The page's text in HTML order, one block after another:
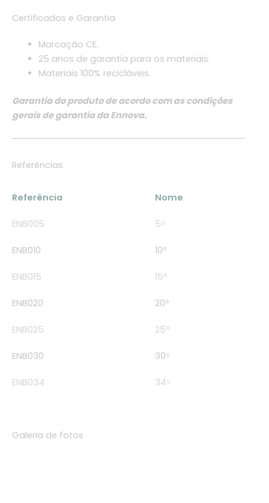
Certificados e Garantia
Marcação CE.
25 anos de garantia para os materiais.
Materiais 100% recicláveis.
Garantia do produto de acordo com as condições
gerais de garantia da Ennova.
Referências
Referência Nome
ENB005 5 ͦ
ENB010 10º
ENB015 15º
ENB020 20º
ENB025 25º
ENB030 30 ͦ
ENB034 34 ͦ
Galeria de fotos